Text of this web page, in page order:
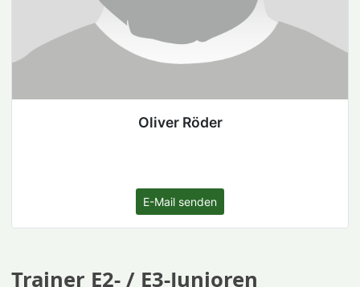
Oliver Röder
E-Mail senden
Trainer E2- / E3-Junioren